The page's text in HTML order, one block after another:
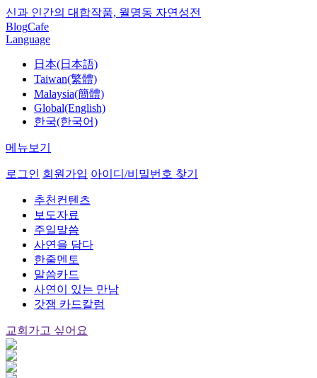
신과 인간의 대합작품, 월명동 자연성전
BlogCafe
Language
日本(日本語)
Taiwan(繁體)
Malaysia(簡體)
Global(English)
한국(한국어)
메뉴보기
로그인 회원가입 아이디/비밀번호 찾기
추천컨텐츠
보도자료
주일말씀
사연을 담다
한줄멘토
말씀카드
사연이 있는 만남
갓잼 카드칼럼
교회가고 싶어요